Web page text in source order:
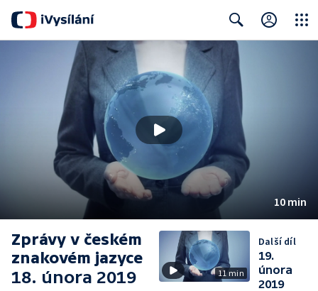
Search
10 min
Zprávy v českém
znakovém jazyce
18. února 2019 11 min
Další díl
19.
února
2019